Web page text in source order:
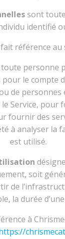
sont
identifié
fait référence au
personne
le compte
de personnes
Service, pour
fournir des
à analyser la
est utilisé.
soit
de
la durée
à